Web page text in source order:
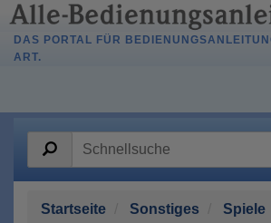
DAS PORTAL FÜR
ART.
Startseite Sonstiges Spiele